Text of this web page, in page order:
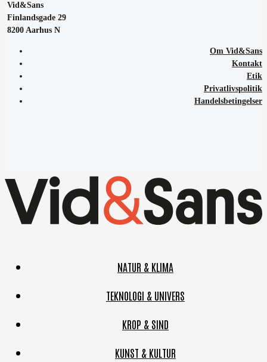
Vid&Sans
Finlandsgade 29
8200 Aarhus N
Om Vid&Sans
Kontakt
Etik
Privatlivspolitik
Handelsbetingelser
NATUR & KLIMA
TEKNOLOGI & UNIVERS
KROP & SIND
KUNST & KULTUR